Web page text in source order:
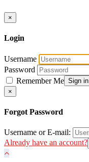
×
Login
Username
Password
Remember Me Sign in
×
Forgot Password
Username or E-mail:
Already have an account?